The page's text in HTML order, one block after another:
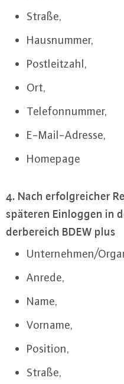
Straße,
Haus­num­mer,
Post­leit­zahl,
Ort,
Te­le­fon­num­mer,
E-Mail-Adres­se,
Homepage
4. Nach er­folg­rei­cher
späteren Einloggen in
der­be­reich BDEW plus
Un­ter­neh­men/
Anrede,
Name,
Vorname,
Position,
Straße,